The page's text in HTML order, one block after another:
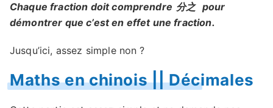
Chaque fraction doit comprendre 分之 pour
démontrer que c’est en effet une fraction.
Jusqu’ici, assez simple non ?
Maths en chinois || Décimales